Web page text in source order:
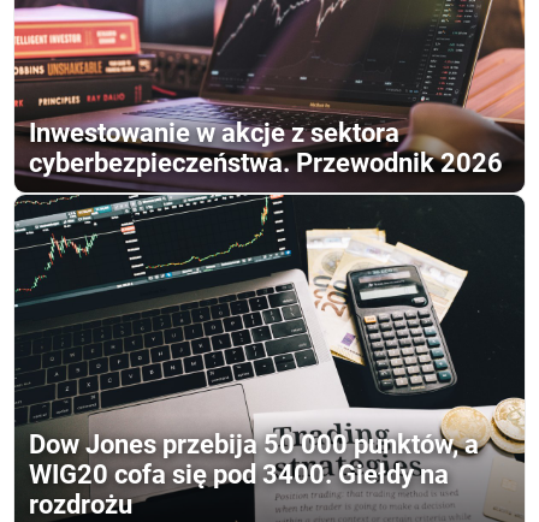
Inwestowanie w akcje z sektora
cyberbezpieczeństwa. Przewodnik 2026
Dow Jones przebija 50 000 punktów, a
WIG20 cofa się pod 3400. Giełdy na
rozdrożu